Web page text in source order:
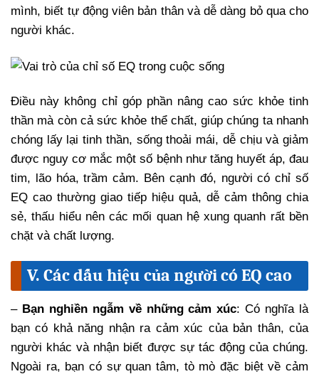
mình, biết tự động viên bản thân và dễ dàng bỏ qua cho
người khác.
Điều này không chỉ góp phần nâng cao sức khỏe tinh
thần mà còn cả sức khỏe thể chất, giúp chúng ta nhanh
chóng lấy lại tinh thần, sống thoải mái, dễ chịu và giảm
được nguy cơ mắc một số bệnh như tăng huyết áp, đau
tim, lão hóa, trầm cảm. Bên cạnh đó, người có chỉ số
EQ cao thường giao tiếp hiệu quả, dễ cảm thông chia
sẻ, thấu hiểu nên các mối quan hệ xung quanh rất bền
chặt và chất lượng.
V. Các dấu hiệu của người có EQ cao
– Bạn nghiền ngẫm về những cảm xúc: Có nghĩa là
bạn có khả năng nhận ra cảm xúc của bản thân, của
người khác và nhận biết được sự tác động của chúng.
Ngoài ra, bạn có sự quan tâm, tò mò đặc biệt về cảm